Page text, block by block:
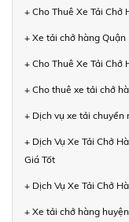
+ Cho Thuê Xe Tải Chở
+ Xe tải chở hàng
+ Cho Thuê Xe Tải Chở
+ Cho thuê xe tải chở
+ Dịch vụ xe tải chuyển
+ Dịch Vụ Xe Tải Chở
Giá Tốt
+ Dịch Vụ Xe Tải Chở
+ Xe tải chở hàng